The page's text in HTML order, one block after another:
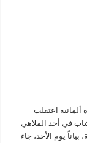
اعتقلت
شاب في أحد الملاهي
يوم الأحد، جاء